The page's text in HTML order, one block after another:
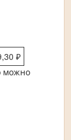
₽
можно